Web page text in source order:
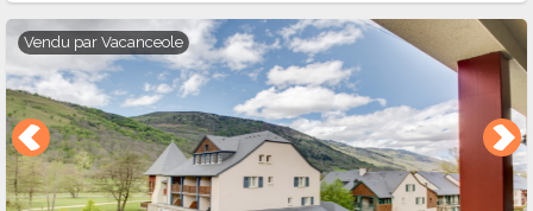
Vendu par Vacanceole